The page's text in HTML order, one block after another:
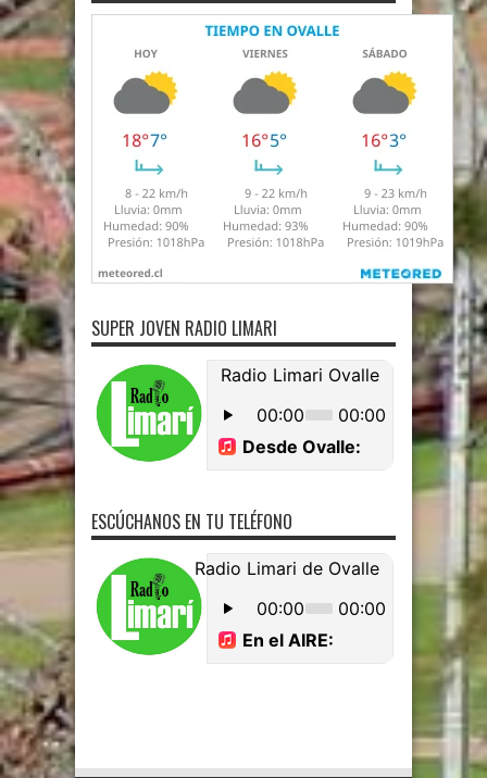
SUPER JOVEN RADIO LIMARI
ESCÚCHANOS EN TU TELÉFONO